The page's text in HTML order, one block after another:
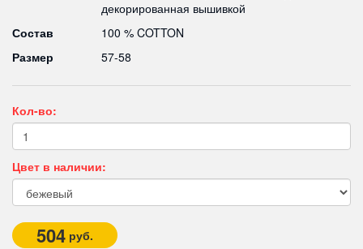
декорированная вышивкой
Состав
100 % COTTON
Размер
57-58
Кол-во:
Цвет в наличии:
504 руб.